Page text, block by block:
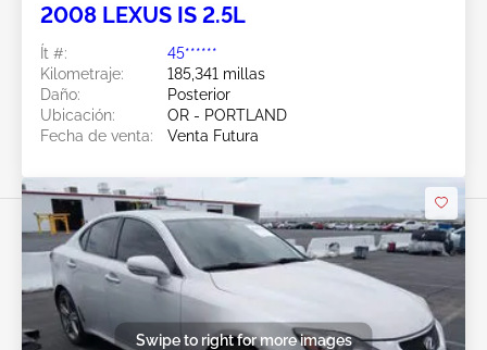
2008 LEXUS IS 2.5L
Ít #:
45******
Kilometraje:
185,341 millas
Daño:
Posterior
Ubicación:
OR - PORTLAND
Fecha de venta:
Venta Futura
Swipe to right for more images